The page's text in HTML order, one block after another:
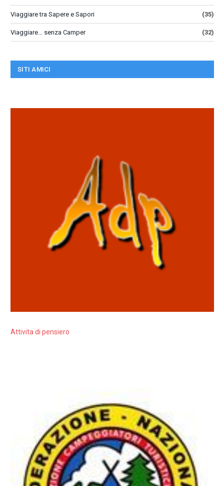
Viaggiare tra Sapere e Sapori (35)
Viaggiare… senza Camper (32)
SITI AMICI
Attivita di pensiero